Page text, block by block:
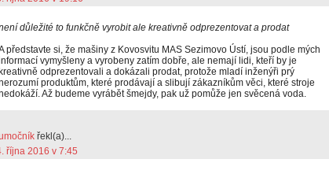
důležité to funkčně vyrobit ale kreativně odprezentovat a prodat
představte si, že mašiny z Kovosvitu MAS Sezimovo Ústí, jsou podle mých
vymyšleny a vyrobeny zatím dobře, ale nemají lidi, kteří by je
kreativně odprezentovali a dokázali prodat, protože mladí inženýři prý
produktům, které prodávají a slibují zákazníkům věci, které stroje
Až budeme vyrábět šmejdy, pak už pomůže jen svěcená voda.
řekl(a)...
října 2016 v 7:45